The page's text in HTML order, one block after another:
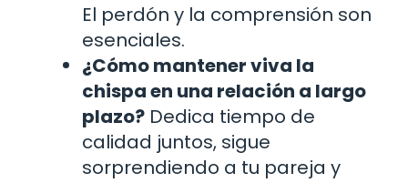
El perdón y la comprensión son
esenciales.
¿Cómo mantener viva la
chispa en una relación a largo
plazo? Dedica tiempo de
calidad juntos, sigue
sorprendiendo a tu pareja y